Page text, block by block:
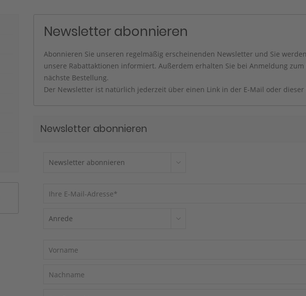
Newsletter abonnieren
Abonnieren Sie unseren regelmäßig erscheinenden Newsletter und Sie
unsere Rabattaktionen informiert. Außerdem erhalten Sie bei Anmeldung
nächste Bestellung.
Der Newsletter ist natürlich jederzeit über einen Link in der E-Mail oder
Newsletter abonnieren